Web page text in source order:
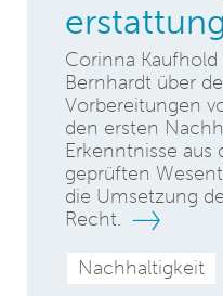
erstattung
Corinna
Bernhardt über
Vorbereitungen
den ersten
Erkenntnisse
geprüften
die Umsetzung
Recht.
Nachhaltigkeit